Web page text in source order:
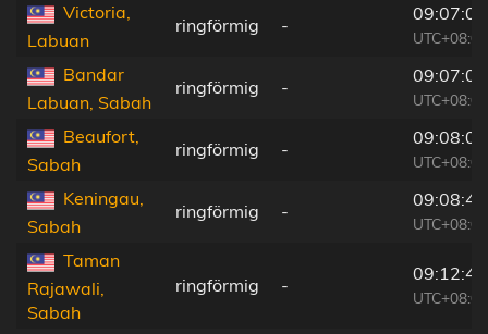
Victoria,
Labuan
ringförmig -
09:07:02
UTC+08:00
Bandar
Labuan, Sabah
ringförmig -
09:07:05
UTC+08:00
Beaufort,
Sabah
ringförmig -
09:08:01
UTC+08:00
Keningau,
Sabah
ringförmig -
09:08:49
UTC+08:00
Taman
Rajawali,
Sabah
ringförmig -
09:12:49
UTC+08:00